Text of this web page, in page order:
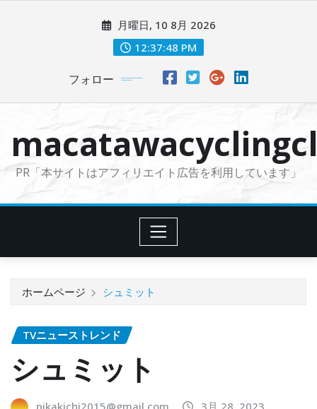
に
月曜日, 10 8月 2026
12:37:49 PM
フォロー
PR「本サイトはアフィリエイト広告を利用しています」
ホームページ シュミット
TVニューストレンド
シュミット